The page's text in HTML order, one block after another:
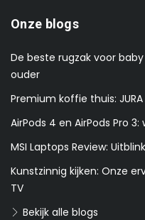
Onze blogs
De beste rugzak voor
ouder
Premium koffie thuis: JURA
AirPods 4 en AirPods Pro
MSI Laptops Review:
Kunstzinnig kijken: Onze
TV
Bekijk alle blogs